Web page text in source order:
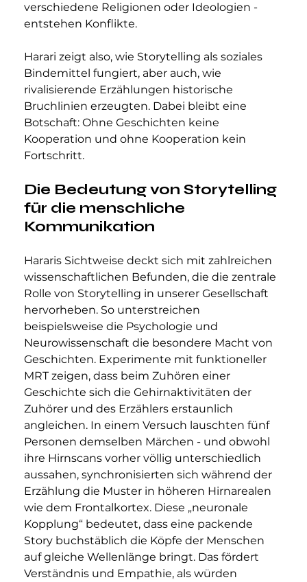
verschiedene Religionen oder Ideologien -
entstehen Konflikte.
Harari zeigt also, wie Storytelling als soziales
Bindemittel fungiert, aber auch, wie
rivalisierende Erzählungen historische
Bruchlinien erzeugten. Dabei bleibt eine
Botschaft: Ohne Geschichten keine
Kooperation und ohne Kooperation kein
Fortschritt.
Die Bedeutung von Storytelling
für die menschliche
Kommunikation
Hararis Sichtweise deckt sich mit zahlreichen
wissenschaftlichen Befunden, die die zentrale
Rolle von Storytelling in unserer Gesellschaft
hervorheben. So unterstreichen
beispielsweise die Psychologie und
Neurowissenschaft die besondere Macht von
Geschichten. Experimente mit funktioneller
MRT zeigen, dass beim Zuhören einer
Geschichte sich die Gehirnaktivitäten der
Zuhörer und des Erzählers erstaunlich
angleichen. In einem Versuch lauschten fünf
Personen demselben Märchen - und obwohl
ihre Hirnscans vorher völlig unterschiedlich
aussahen, synchronisierten sich während der
Erzählung die Muster in höheren Hirnarealen
wie dem Frontalkortex. Diese „neuronale
Kopplung“ bedeutet, dass eine packende
Story buchstäblich die Köpfe der Menschen
auf gleiche Wellenlänge bringt. Das fördert
Verständnis und Empathie, als würden